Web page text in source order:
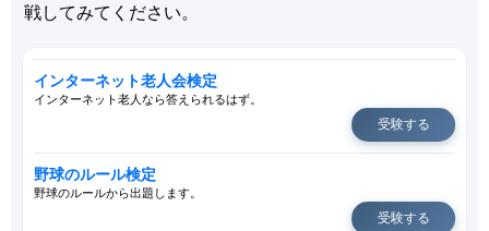
戦してみてください。
インターネット老人会検定
インターネット老人なら答えられるはず。
受験する
野球のルール検定
野球のルールから出題します。
受験する